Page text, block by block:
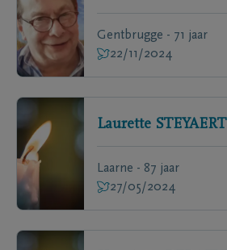
Gentbrugge - 71 jaar
22/11/2024
Laurette STEYAERT
Laarne - 87 jaar
27/05/2024